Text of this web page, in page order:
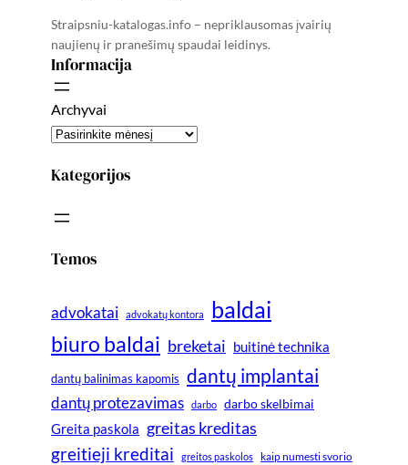
Straipsniu-katalogas.info – nepriklausomas įvairių
naujienų ir pranešimų spaudai leidinys.
Informacija
Archyvai
Kategorijos
Temos
advokatai advokatų kontora baldai
biuro baldai breketai buitinė technika
dantų balinimas kapomis dantų implantai
dantų protezavimas darbo darbo skelbimai
Greita paskola greitas kreditas
greitieji kreditai greitos paskolos kaip numesti svorio